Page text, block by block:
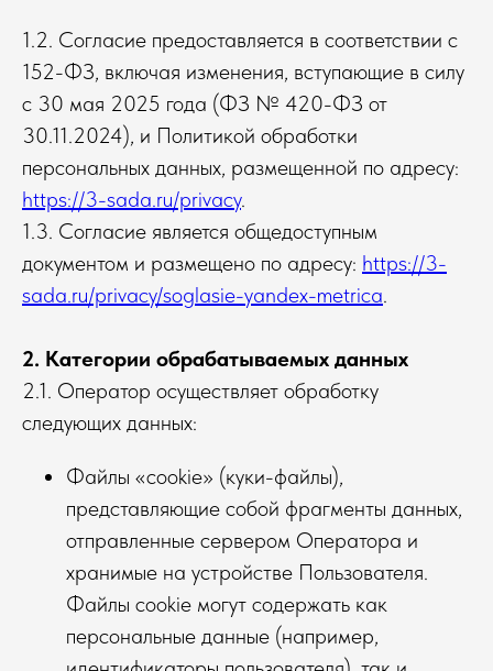
1.2. Согласие предоставляется в соответствии с
152-ФЗ, включая изменения, вступающие в силу
с 30 мая 2025 года (ФЗ № 420-ФЗ от
30.11.2024), и Политикой обработки
персональных данных, размещенной по адресу:
https://3-sada.ru/privacy.
1.3. Согласие является общедоступным
документом и размещено по адресу: https://3-
sada.ru/privacy/soglasie-yandex-metrica.
2. Категории обрабатываемых данных
2.1. Оператор осуществляет обработку
следующих данных:
Файлы «cookie» (куки-файлы),
представляющие собой фрагменты данных,
отправленные сервером Оператора и
хранимые на устройстве Пользователя.
Файлы cookie могут содержать как
персональные данные (например,